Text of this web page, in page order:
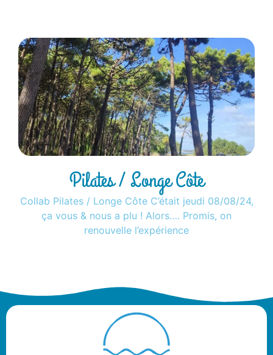
Pilates / Longe Côte
Collab Pilates / Longe Côte C’était jeudi 08/08/24,
ça vous & nous a plu ! Alors…. Promis, on
renouvelle l’expérience